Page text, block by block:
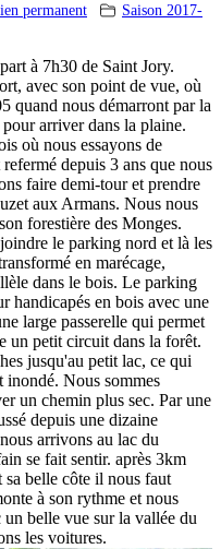
permanent
Saison 2017-
à 7h30 de Saint Jory.
avec son point de vue, où
quand nous démarront par la
arriver dans la plaine.
où nous essayons de
depuis 3 ans que nous
faire demi-tour et prendre
aux Armans. Nous nous
forestière des Monges.
le parking nord et là les
en marécage,
dans le bois. Le parking
handicapés en bois avec une
large passerelle qui permet
un petit circuit dans la forêt.
jusqu'au petit lac, ce qui
inondé. Nous sommes
un chemin plus sec. Par une
depuis une dizaine
arrivons au lac du
se fait sentir. après 3km
belle côte il nous faut
à son rythme et nous
belle vue sur la vallée du
les voitures.